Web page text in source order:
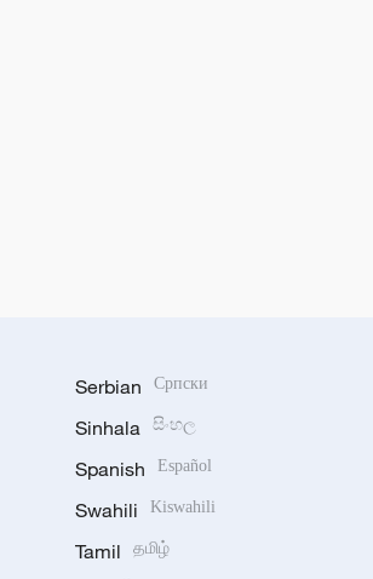
Serbian Српски
Sinhala සිංහල
Spanish Español
Swahili Kiswahili
Tamil தமிழ்